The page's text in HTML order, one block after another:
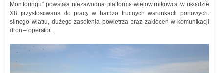
Monitoringu” powstała niezawodna platforma wielowirnikowca w układzie
X8 przystosowana do pracy w bardzo trudnych warunkach portowych:
silnego wiatru, dużego zasolenia powietrza oraz zakłóceń w komunikacji
dron – operator.